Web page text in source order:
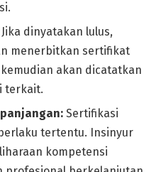
Jika dinyatakan lulus,
menerbitkan sertifikat
akan dicatatkan
terkait.
Sertifikasi
tertentu. Insinyur
kompetensi